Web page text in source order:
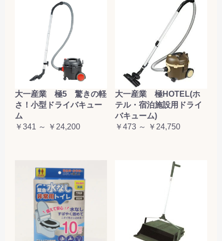
大一産業 極5 驚きの軽
さ！小型ドライバキュー
ム
￥341 ～ ￥24,200
大一産業 極HOTEL(ホ
テル・宿泊施設用ドライ
バキューム)
￥473 ～ ￥24,750